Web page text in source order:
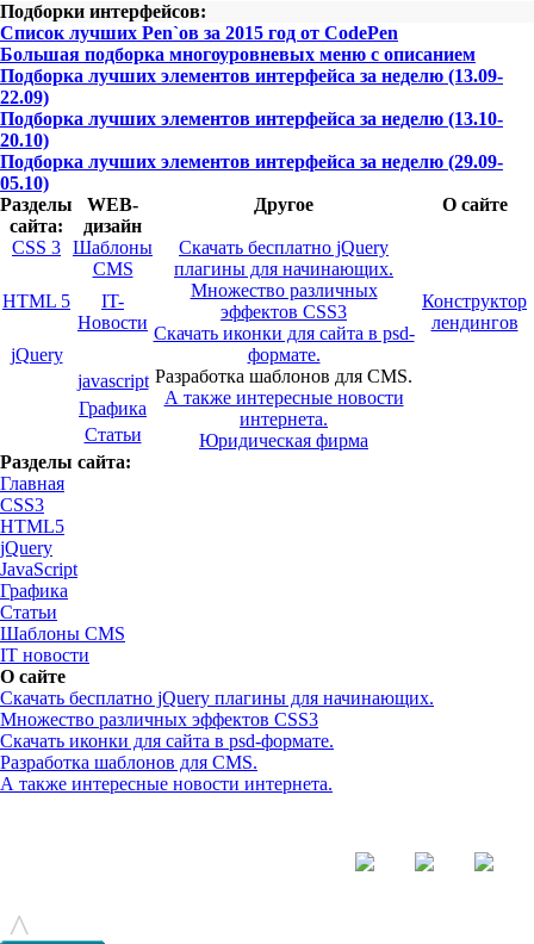
Подборки интерфейсов:
Список лучших Pen`ов за 2015 год от CodePen
Большая подборка многоуровневых меню с описанием
Подборка лучших элементов интерфейса за неделю (13.09-
22.09)
Подборка лучших элементов интерфейса за неделю (13.10-
20.10)
Подборка лучших элементов интерфейса за неделю (29.09-
05.10)
Разделы
сайта:
WEB-
дизайн
Другое О сайте
CSS 3 Шаблоны
CMS
Скачать бесплатно jQuery
плагины для начинающих.
Множество различных
эффектов CSS3
Скачать иконки для сайта в psd-
формате.
Разработка шаблонов для CMS.
А также интересные новости
интернета.
Юридическая фирма
HTML 5
IT-
Новости
Конструктор
лендингов
jQuery
javascript
Графика
Статьи
Разделы сайта:
Главная
CSS3
HTML5
jQuery
JavaScript
Графика
Статьи
Шаблоны CMS
IT новости
О сайте
Скачать бесплатно jQuery плагины для начинающих.
Множество различных эффектов CSS3
Скачать иконки для сайта в psd-формате.
Разработка шаблонов для CMS.
А также интересные новости интернета.
© - 2015-2017 - helix.su - все для вашего сайта |
^